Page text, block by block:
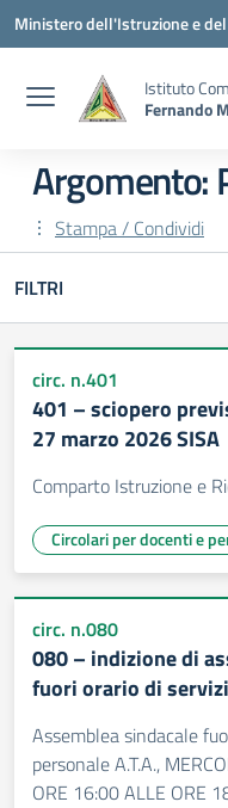
Vai ai contenuti
Vai al menu di navigazione
Vai al footer
Ministero dell'Istruzione e
Istituto
Fernando
Argomento:
Stampa / Condividi
FILTRI
circ. n.401
401 – sciopero
27 marzo 2026 SISA
Comparto Istruzione e
Circolari per docenti e
circ. n.080
080 – indizione di
fuori orario di
Assemblea sindacale
personale A.T.A.,
ORE 16:00 ALLE ORE